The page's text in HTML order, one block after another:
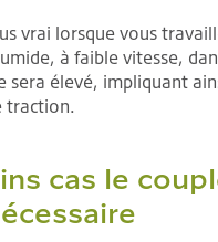
vrai lorsque vous
à faible vitesse,
sera élevé, impliquant
traction.
cas le